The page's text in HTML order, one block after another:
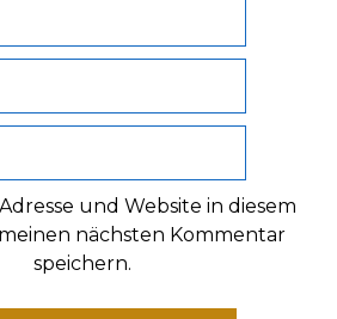
Adresse
und Website in diesem
nächsten Kommentar
speichern.